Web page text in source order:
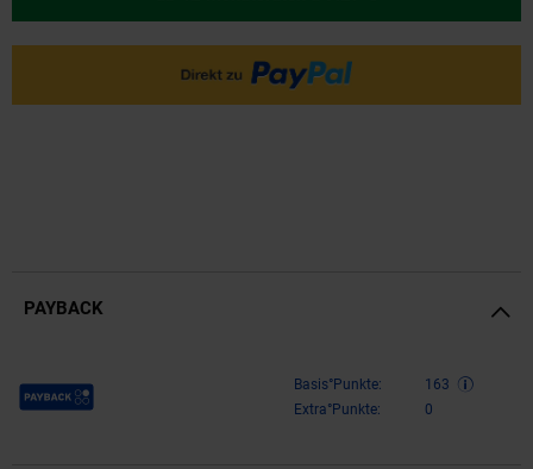
PAYBACK
Payback Punkte Basis°Punkte:
163
Extra°Punkte:
0